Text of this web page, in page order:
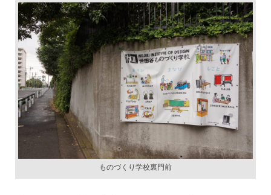
ものづくり学校裏門前